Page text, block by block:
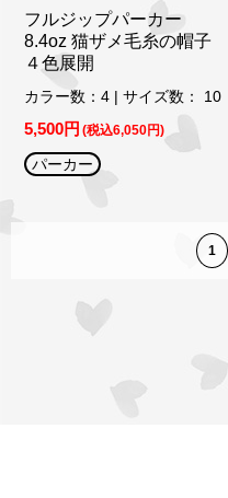
フルジップパーカー
8.4oz 猫ザメ毛糸の帽子
４色展開
カラー数：4 | サイズ数： 10
5,500円 (税込6,050円)
パーカー
1